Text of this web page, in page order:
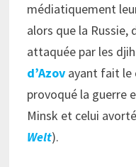
médiatiquement
alors que la Russie,
attaquée par les
d’Azovayant fait le
provoqué la guerre
Minsk et celui
Welt).